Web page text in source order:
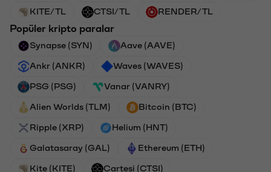
KITE/TL CTSI/TL RENDER/TL
Popüler kripto paralar
Synapse (SYN) Aave (AAVE)
Ankr (ANKR) Waves (WAVES)
PSG (PSG) Vanar (VANRY)
Alien Worlds (TLM) Bitcoin (BTC)
Ripple (XRP) Helium (HNT)
Galatasaray (GAL) Ethereum (ETH)
Kite (KITE) Cartesi (CTSI)